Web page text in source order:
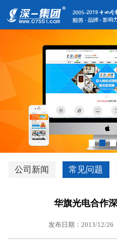
公司新闻 常见问题
华旗光电合作
发布日期：2013/12/